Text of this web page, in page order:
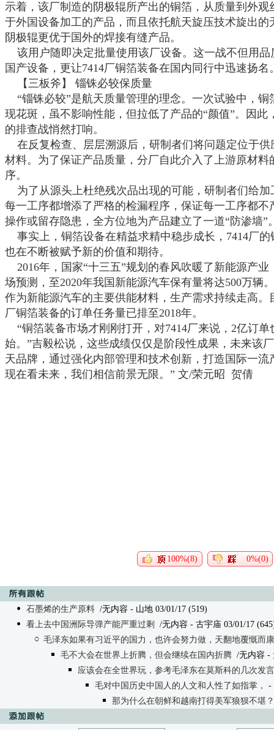
示着，该厂制造的阴极辊所产出的铜箔，从质量到外观
于外国设备加工的产品，而且依托航天旋压技术旋出的
阴极辊更优于国外的焊接有缝产品。
该用户随即决定批量使用该厂设备。这一战不但用品
国产设备，更让7414厂铜箔装备在国内同行中迅速扬名
【三板斧】
锱铢必较保质量
“锱铢必较”是航天质量管理的理念。一次试验中，铜
现花斑，虽不影响性能，但拉低了产品的“颜值”。因此
的排查战悄然打响。
在反复检查、层层溯源后，研制者们将问题定位于供
材料。为了保证产品质量，分厂自此介入了上游原材料
序。
为了从源头上杜绝残次品出现的可能，研制者们给加
每一工序都增添了严格的检漏程序，保证每一工序都不
操作或留存隐患，全方位地为产品建立了一道“防渗墙”
事实上，铜箔设备在精益求精中稳步成长， 7414厂的
也在不断被赋予新的价值和期待。
2016年，国家“十三五”规划的春风吹暖了新能源产业
场预测，至2020年我国新能源汽车保有量将达500万辆
作为新能源汽车的主要供能材料，生产需求持续走高。
厂铜箔装备的订单任务量已排至2018年。
“铜箔装备市场才刚刚打开，对7414厂来说， 2亿订单
始。”吉毅松说，这些成绩仅仅是阶段性成果，未来该
天品牌，通过强化内部管理和技术创新，打造国际一流
现在看未来，我们相信前景无限。” 文/荣元昭 贺倩
100%(8) 0%(0)
石墨烯的生产原料 /无内容 - 山地 03/01/17 (519)
看上去中国洲际导弹产能严重过剩
/无内容 - 古宇庙 03/01/17
毛泽东如果有习近平的国力，也许会努力做，天翻地覆慨而
毛不大会在世界上折腾，但会继续在国内折腾 /无内容 -
应该会在全世界玩，参考毛泽东在莫斯科的几次发
毛对中国历史中国人的人文和人性了如指掌，
-
那为什么在朝鲜和越南打得美军狼狈不堪